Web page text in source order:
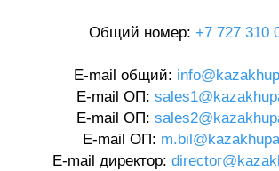
Общий номер: +7 727 310
E-mail общий:
E-mail ОП:
E-mail ОП:
E-mail ОП:
E-mail директор: